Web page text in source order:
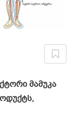
მამუკა